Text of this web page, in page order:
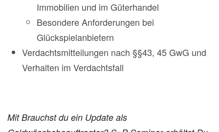
Immobilien und im Güterhandel
Besondere Anforderungen bei
Glückspielanbietern
Verdachtsmitteilungen nach §§43, 45 GwG und
Verhalten im Verdachtsfall
Mit Brauchst du ein Update als